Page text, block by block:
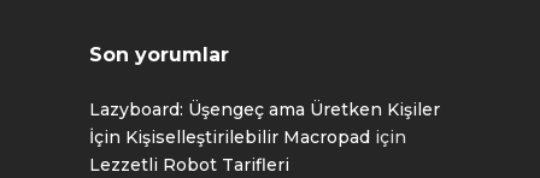
Son yorumlar
Lazyboard: Üşengeç ama Üretken Kişiler
İçin Kişiselleştirilebilir Macropad için
Lezzetli Robot Tarifleri